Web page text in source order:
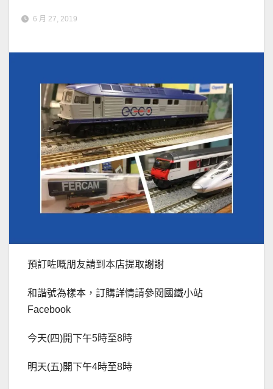
6 月 27, 2019
預訂咗嘅朋友請到本店提取謝謝
和諧號為樣本，訂購詳情請參閱國鐵小站
Facebook
今天(四)開下午5時至8時
明天(五)開下午4時至8時